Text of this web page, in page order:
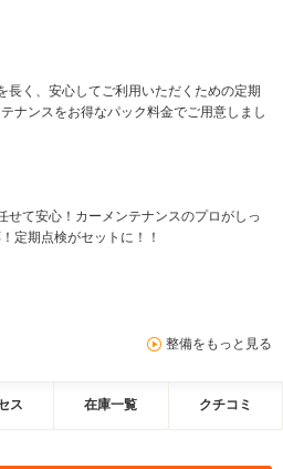
長く、安心してご利用いただくための定期
ナンスをお得なパック料金でご用意しまし
せて安心！カーメンテナンスのプロがしっ
定期点検がセットに！！
整備をもっと見る
ス 在庫一覧 クチコミ